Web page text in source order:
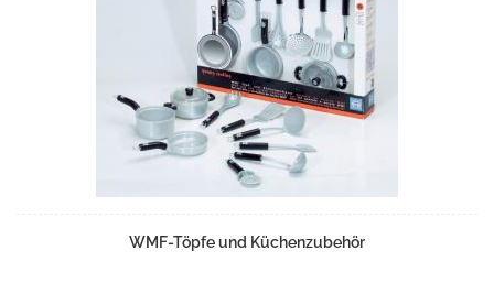
WMF-Töpfe und Küchenzubehör